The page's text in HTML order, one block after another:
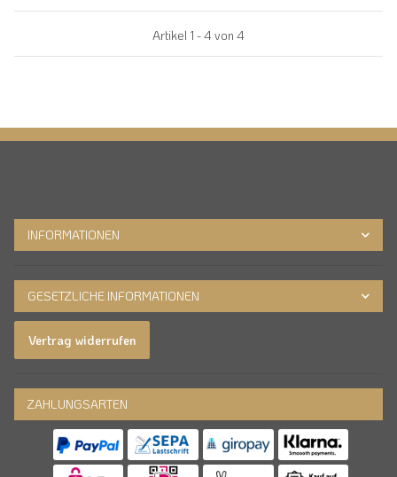
Artikel 1 - 4 von 4
INFORMATIONEN
GESETZLICHE INFORMATIONEN
Vertrag widerrufen
ZAHLUNGSARTEN